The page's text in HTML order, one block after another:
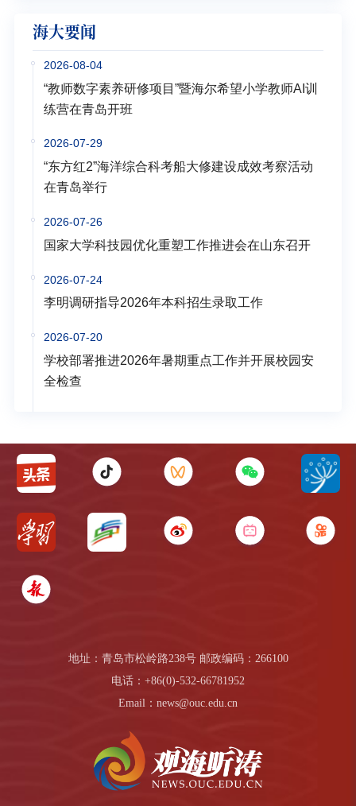
海大要闻
2026-08-04
“教师数字素养研修项目”暨海尔希望小学教师AI训
练营在青岛开班
2026-07-29
“东方红2”海洋综合科考船大修建设成效考察活动
在青岛举行
2026-07-26
国家大学科技园优化重塑工作推进会在山东召开
2026-07-24
李明调研指导2026年本科招生录取工作
2026-07-20
学校部署推进2026年暑期重点工作并开展校园安
全检查
地址：青岛市松岭路238号 邮政编码：266100
电话：+86(0)-532-66781952
Email：news@ouc.edu.cn